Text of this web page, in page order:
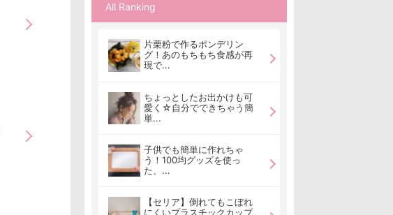
All Ranking
片栗粉で作るポンデリン
グ！あのもちもち食感が再
現で...
ちょっとしたお出かけも可
愛く☆自分でできちゃう簡
単...
子供でも簡単に作れちゃ
う！100均グッズを使っ
た、...
【セリア】倒れてもこぼれ
にくいプラスチックカップ